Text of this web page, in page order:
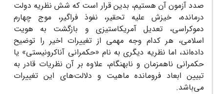
صدد آزمون آن هستیم، بدین قرار است که شش نظریه دولت
درمانده، خیزش علیه تحقیر، نفوذ فراگیر، موج چهارم
دموکراسی، تعدیل آمریکاستیزی و بازگشت به هویت
اسلامی، هر کدام وجه مهمی از تغییرات اخیر را توضیح
داده‌اند، اما نظریه‌ دیگری به نام «حکم‏رانی آناکرونیستی» یا
حکم‏رانی نا‌همزمان و نا‌بهنگام، علاوه بر آن نظریات قادر به
تبیین ابعاد فرومانده ماهیت و دلالت‌های این تغییرات
می‌باشد.